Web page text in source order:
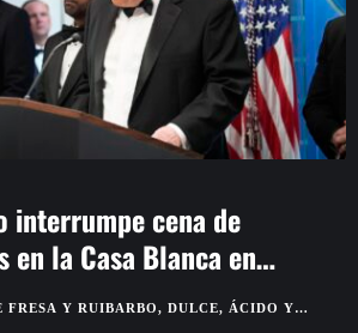
interrumpe cena de
en la Casa Blanca en
FRESA Y RUIBARBO, DULCE, ÁCIDO Y
PARA VERANO